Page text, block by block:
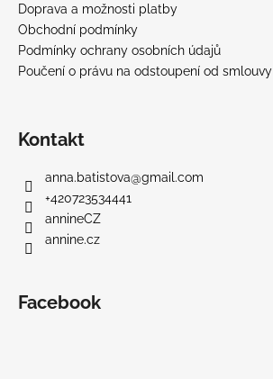
Doprava a možnosti platby
Obchodní podmínky
Podmínky ochrany osobních údajů
Poučení o právu na odstoupení od smlouvy
Kontakt
anna.batistova@gmail.com
+420723534441
annineCZ
annine.cz
Facebook